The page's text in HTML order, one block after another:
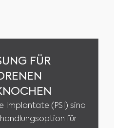
FÜR
Implantate (PSI) sind
für